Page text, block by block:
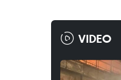
VIDEO